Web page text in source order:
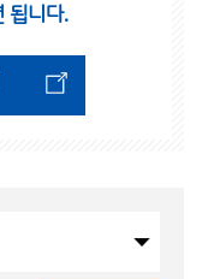
됩니다.